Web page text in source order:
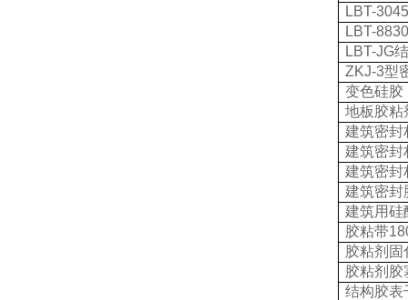
LBT-
LBT-
LBT-JG
ZKJ-3型
变色硅胶
地板胶粘
建筑密封
建筑密封
建筑密封
建筑密封
建筑用硅
胶粘带
胶粘剂
胶粘剂
结构胶表